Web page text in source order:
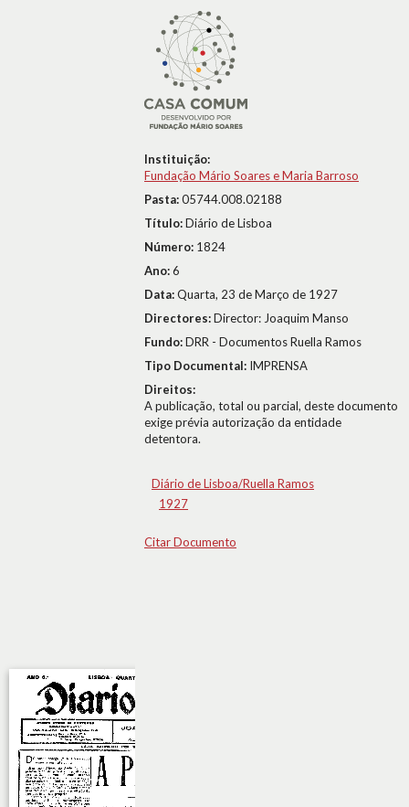
Instituição:
Fundação Mário Soares e Maria Barroso
Pasta:05744.008.02188
Título:Diário de Lisboa
Número: 1824
Ano:6
Data:Quarta, 23 de Março de 1927
Directores:Director: Joaquim Manso
Fundo:DRR - Documentos Ruella Ramos
Tipo Documental: IMPRENSA
Direitos:
A publicação, total ou parcial, deste documento
exige prévia autorização da entidade
detentora.
Diário de Lisboa/Ruella Ramos
1927
Citar Documento